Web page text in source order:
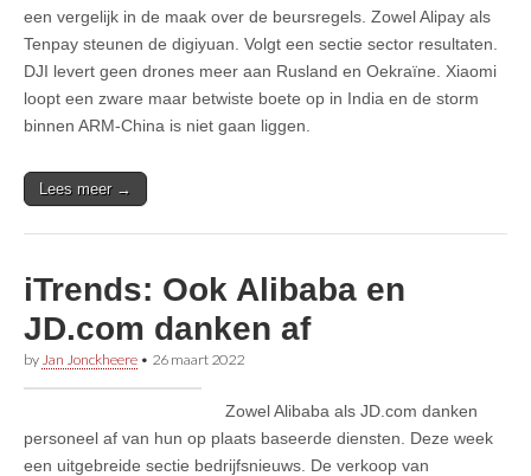
een vergelijk in de maak over de beursregels. Zowel Alipay als
Tenpay steunen de digiyuan. Volgt een sectie sector resultaten.
DJI levert geen drones meer aan Rusland en Oekraïne. Xiaomi
loopt een zware maar betwiste boete op in India en de storm
binnen ARM-China is niet gaan liggen.
Lees meer →
iTrends: Ook Alibaba en
JD.com danken af
by Jan Jonckheere • 26 maart 2022
Zowel Alibaba als JD.com danken
personeel af van hun op plaats baseerde diensten. Deze week
een uitgebreide sectie bedrijfsnieuws. De verkoop van